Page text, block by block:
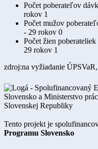
Počet poberateľov
rokov 1
Počet mužov
- 29 rokov 0
Počet žien
29 rokov 1
zdroj:na vyžiadanie
Tento projekt je
Programu Slovensko